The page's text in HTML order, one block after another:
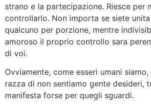
strano e la partecipazione. Riesce per
controllarlo. Non importa se siete
qualcuno per porzione, mentre
amoroso il proprio controllo sara
di voi.
Ovviamente, come esseri umani
razza di non sentiamo gente desideri,
manifesta forse per quegli sguardi.